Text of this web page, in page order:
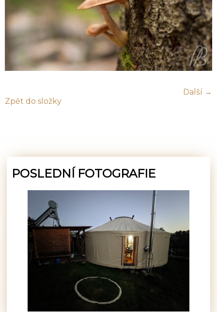
Další →
Zpět do složky
POSLEDNÍ FOTOGRAFIE